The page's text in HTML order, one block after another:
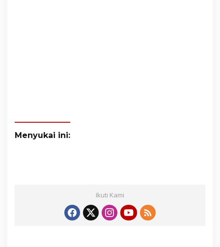
Menyukai ini:
Ikuti Kami